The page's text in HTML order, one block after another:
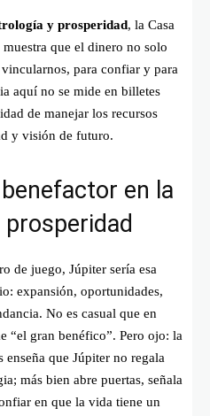
y prosperidad, la Casa
que el dinero no solo
para confiar y para
aquí no se mide en billetes
de manejar los recursos
y visión de futuro.
en la
de juego, Júpiter sería esa
expansión, oportunidades,
No es casual que en
“el gran benéfico”. Pero ojo: la
enseña que Júpiter no regala
más bien abre puertas, señala
en que la vida tiene un